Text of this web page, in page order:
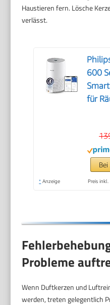
Haustieren fern. Lösche
verlässt.
600
für
Bei
* Anzeige Preis
Probleme
Wenn Duftkerzen und
werden, treten gelegentlich